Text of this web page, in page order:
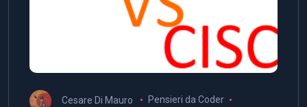
Cesare Di Mauro
Pensieri da Coder